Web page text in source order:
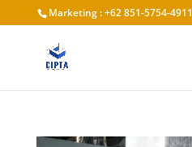
Marketing : +62 851-5754-4911